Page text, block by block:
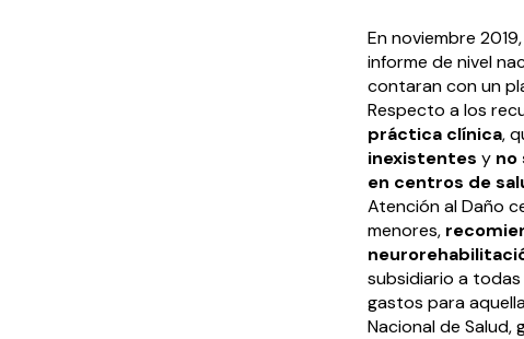
En noviembre
informe de nivel
contaran con un
Respecto a los
práctica clínica,
inexistentes y no
en centros de
Atención al Daño
menores,
subsidiario a
gastos para
Nacional de